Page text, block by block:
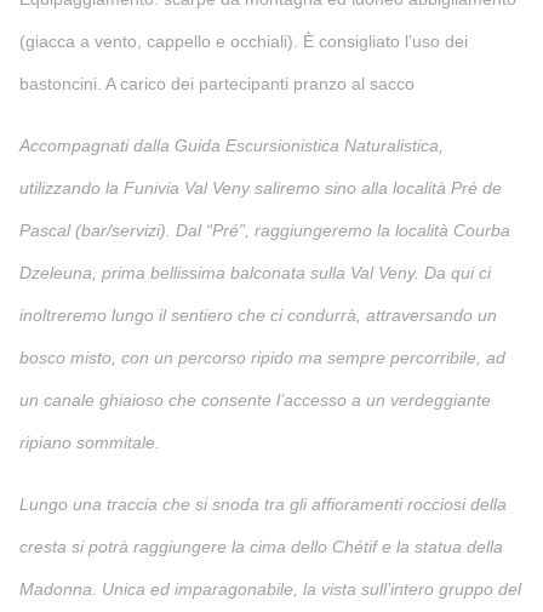
(giacca a vento, cappello e occhiali). È consigliato l’uso dei
bastoncini. A carico dei partecipanti pranzo al sacco
Accompagnati dalla Guida Escursionistica Naturalistica,
utilizzando la Funivia Val Veny saliremo sino alla località Pré de
Pascal (bar/servizi). Dal “Pré”, raggiungeremo la località Courba
Dzeleuna, prima bellissima balconata sulla Val Veny. Da qui ci
inoltreremo lungo il sentiero che ci condurrà, attraversando un
bosco misto, con un percorso ripido ma sempre percorribile, ad
un canale ghiaioso che consente l’accesso a un verdeggiante
ripiano sommitale.
Lungo una traccia che si snoda tra gli affioramenti rocciosi della
cresta si potrà raggiungere la cima dello Chétif e la statua della
Madonna. Unica ed imparagonabile, la vista sull’intero gruppo del